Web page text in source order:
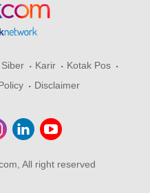
Karir
Kotak Pos
Disclaimer
All right reserved